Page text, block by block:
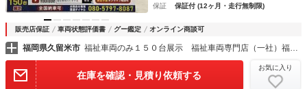
保証
保証付 (12ヶ月・走行無制限)
販売店保証 車両状態評価書 グー鑑定 オンライン商談可
福岡県久留米市 福祉車両のみ１５０台展示 福祉車両専門店（一社）福祉車両のたすかる
在庫を確認・見積り依頼する
お気に入り